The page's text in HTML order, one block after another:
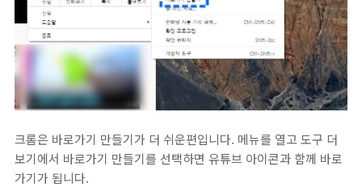
크롬은 바로가기 만들기가 더 쉬운편입니다. 메뉴를 열고 도구 더
보기에서 바로가기 만들기를 선택하면 유튜브 아이콘과 함께 바로
가기가 됩니다.